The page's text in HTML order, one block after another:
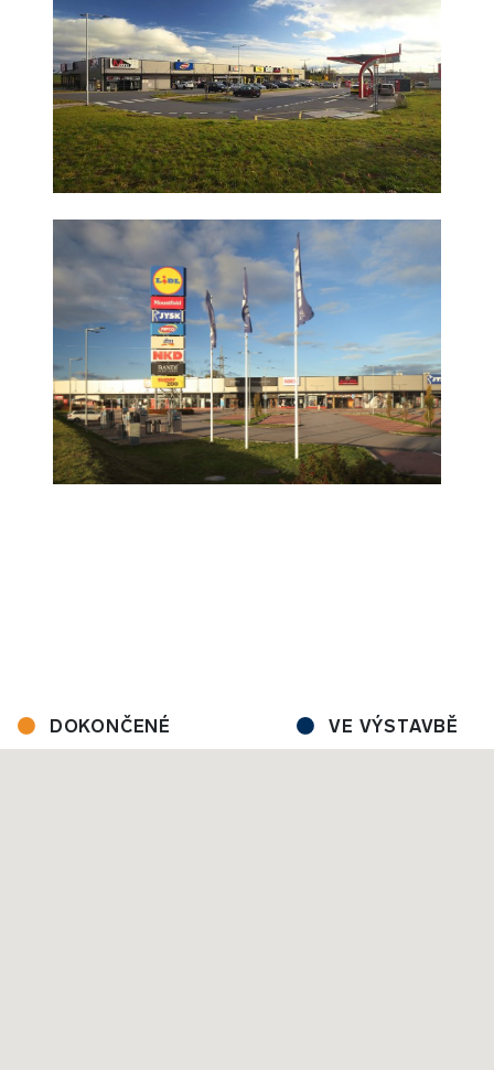
DOKONČENÉ VE VÝSTAVBĚ